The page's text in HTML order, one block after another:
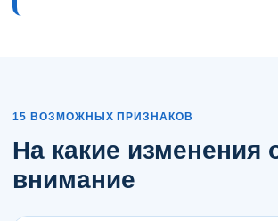
15 ВОЗМОЖНЫХ ПРИЗНАКОВ
На какие изменения
внимание